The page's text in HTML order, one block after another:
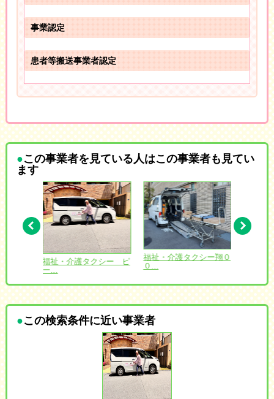
事業認定
患者等搬送事業者認定
この事業者を見ている人はこの事業者も見てい
ます
北海
福祉・介護タクシー ピ
ー...
福祉・介護タクシー翔０
０...
コン
この検索条件に近い事業者